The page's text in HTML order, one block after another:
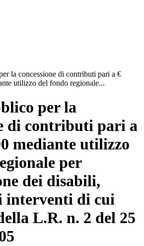
la concessione di contributi pari a €
utilizzo del fondo regionale...
per la
di contributi pari a
mediante utilizzo
per
dei disabili,
interventi di cui
L.R. n. 2 del 25